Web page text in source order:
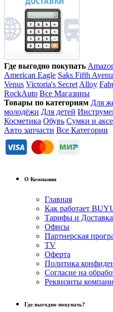
Где выгодно покупать
American Eagle Saks Fifth
Venus Victoria's Secret Alloy
RockAuto Все Магазины
Товары по категориям Для
молодёжи Для детей
Косметика Обувь Сумки и
Авто запчасти Все Категории
О Компании
Главная
Как работает
Тарифы и Доставка
Офисы
Партнерская
TV
Оферта
Политика
Согласие на
Реквизиты
Где выгодно покупать?